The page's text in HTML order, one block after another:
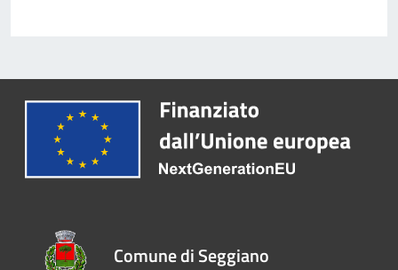
Comune di Seggiano